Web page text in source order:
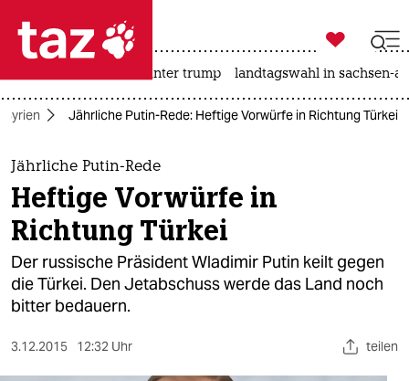
 taz zahl ich
taz zahl ich
themen
politik
öko
gesellschaft
sport

taz zahl ich
usa unter trump landtagswahl in sachsen-
Syrien Jährliche Putin-Rede: Heftige Vorwürfe in Richtung Türkei
Jährliche Putin-Rede
Heftige Vorwürfe in
Richtung Türkei
Der russische Präsident Wladimir Putin keilt gegen
die Türkei. Den Jetabschuss werde das Land noch
bitter bedauern.
3.12.2015 12:32 Uhr teilen